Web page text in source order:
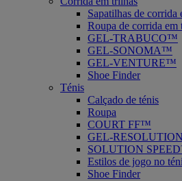
Sapatilhas de corrida
Roupa de corrida em
GEL-TRABUCO™
GEL-SONOMA™
GEL-VENTURE™
Shoe Finder
Ténis
Calçado de ténis
Roupa
COURT FF™
GEL-
SOLUTION
Estilos de jogo no
Shoe Finder